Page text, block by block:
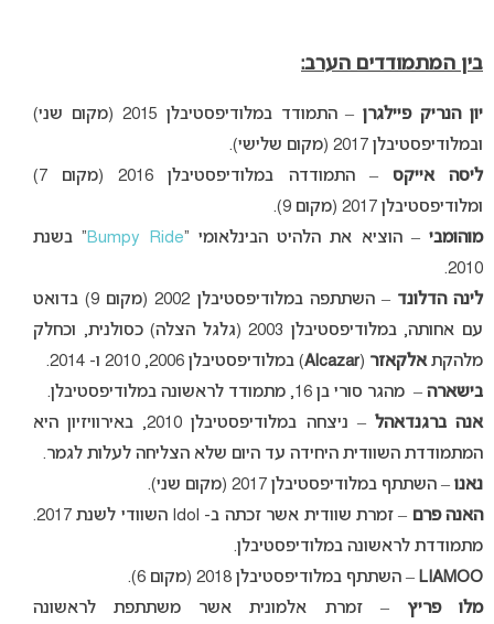
בין המתמודדים הערב:
יון הנריק פיילגרן
– התמודד במלודיפסטיבלן 2015 (מקום שני)
ובמלודיפסטיבלן 2017 (מקום שלישי).
ליסה אייקס
– התמודדה במלודיפסטיבלן 2016 (מקום 7)
ומלודיפסטיבלן 2017 (מקום 9).
מוהומבי – הוציא את הלהיט הבינלאומי “Bumpy Ride” בשנת
2010.
לינה הדלונד
– השתתפה במלודיפסטיבלן 2002 (מקום 9) בדואט
עם אחותה, במלודיפסטיבלן 2003 (גלגל הצלה) כסולנית, וכחלק
מלהקתאלקאזר (
Alcazar) במלודיפסטיבלן 2006, 2010 ו- 2014.
בישארה – מהגר סורי בן 16, מתמודד לראשונה במלודיפסטיבלן.
אנה ברגנדאהל
– ניצחה במלודיפסטיבלן 2010, באירוויזיון היא
המתמודדת השוודית היחידה עד היום שלא הצליחה לעלות לגמר.
נאנו – השתתף במלודיפסטיבלן 2017 (מקום שני).
האנה פרם
– זמרת שוודית אשר זכתה ב- Idol השוודי לשנת 2017.
מתמודדת לראשונה במלודיפסטיבלן.
LIAMOO – השתתף במלודיפסטיבלן 2018 (מקום 6).
מלו פריץ – זמרת אלמונית אשר משתתפת לראשונה